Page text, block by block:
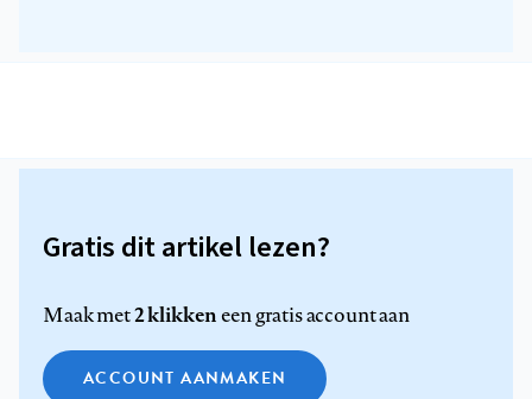
Gratis dit artikel lezen?
Maak met2 klikkeneen gratis account aan
ACCOUNT AANMAKEN